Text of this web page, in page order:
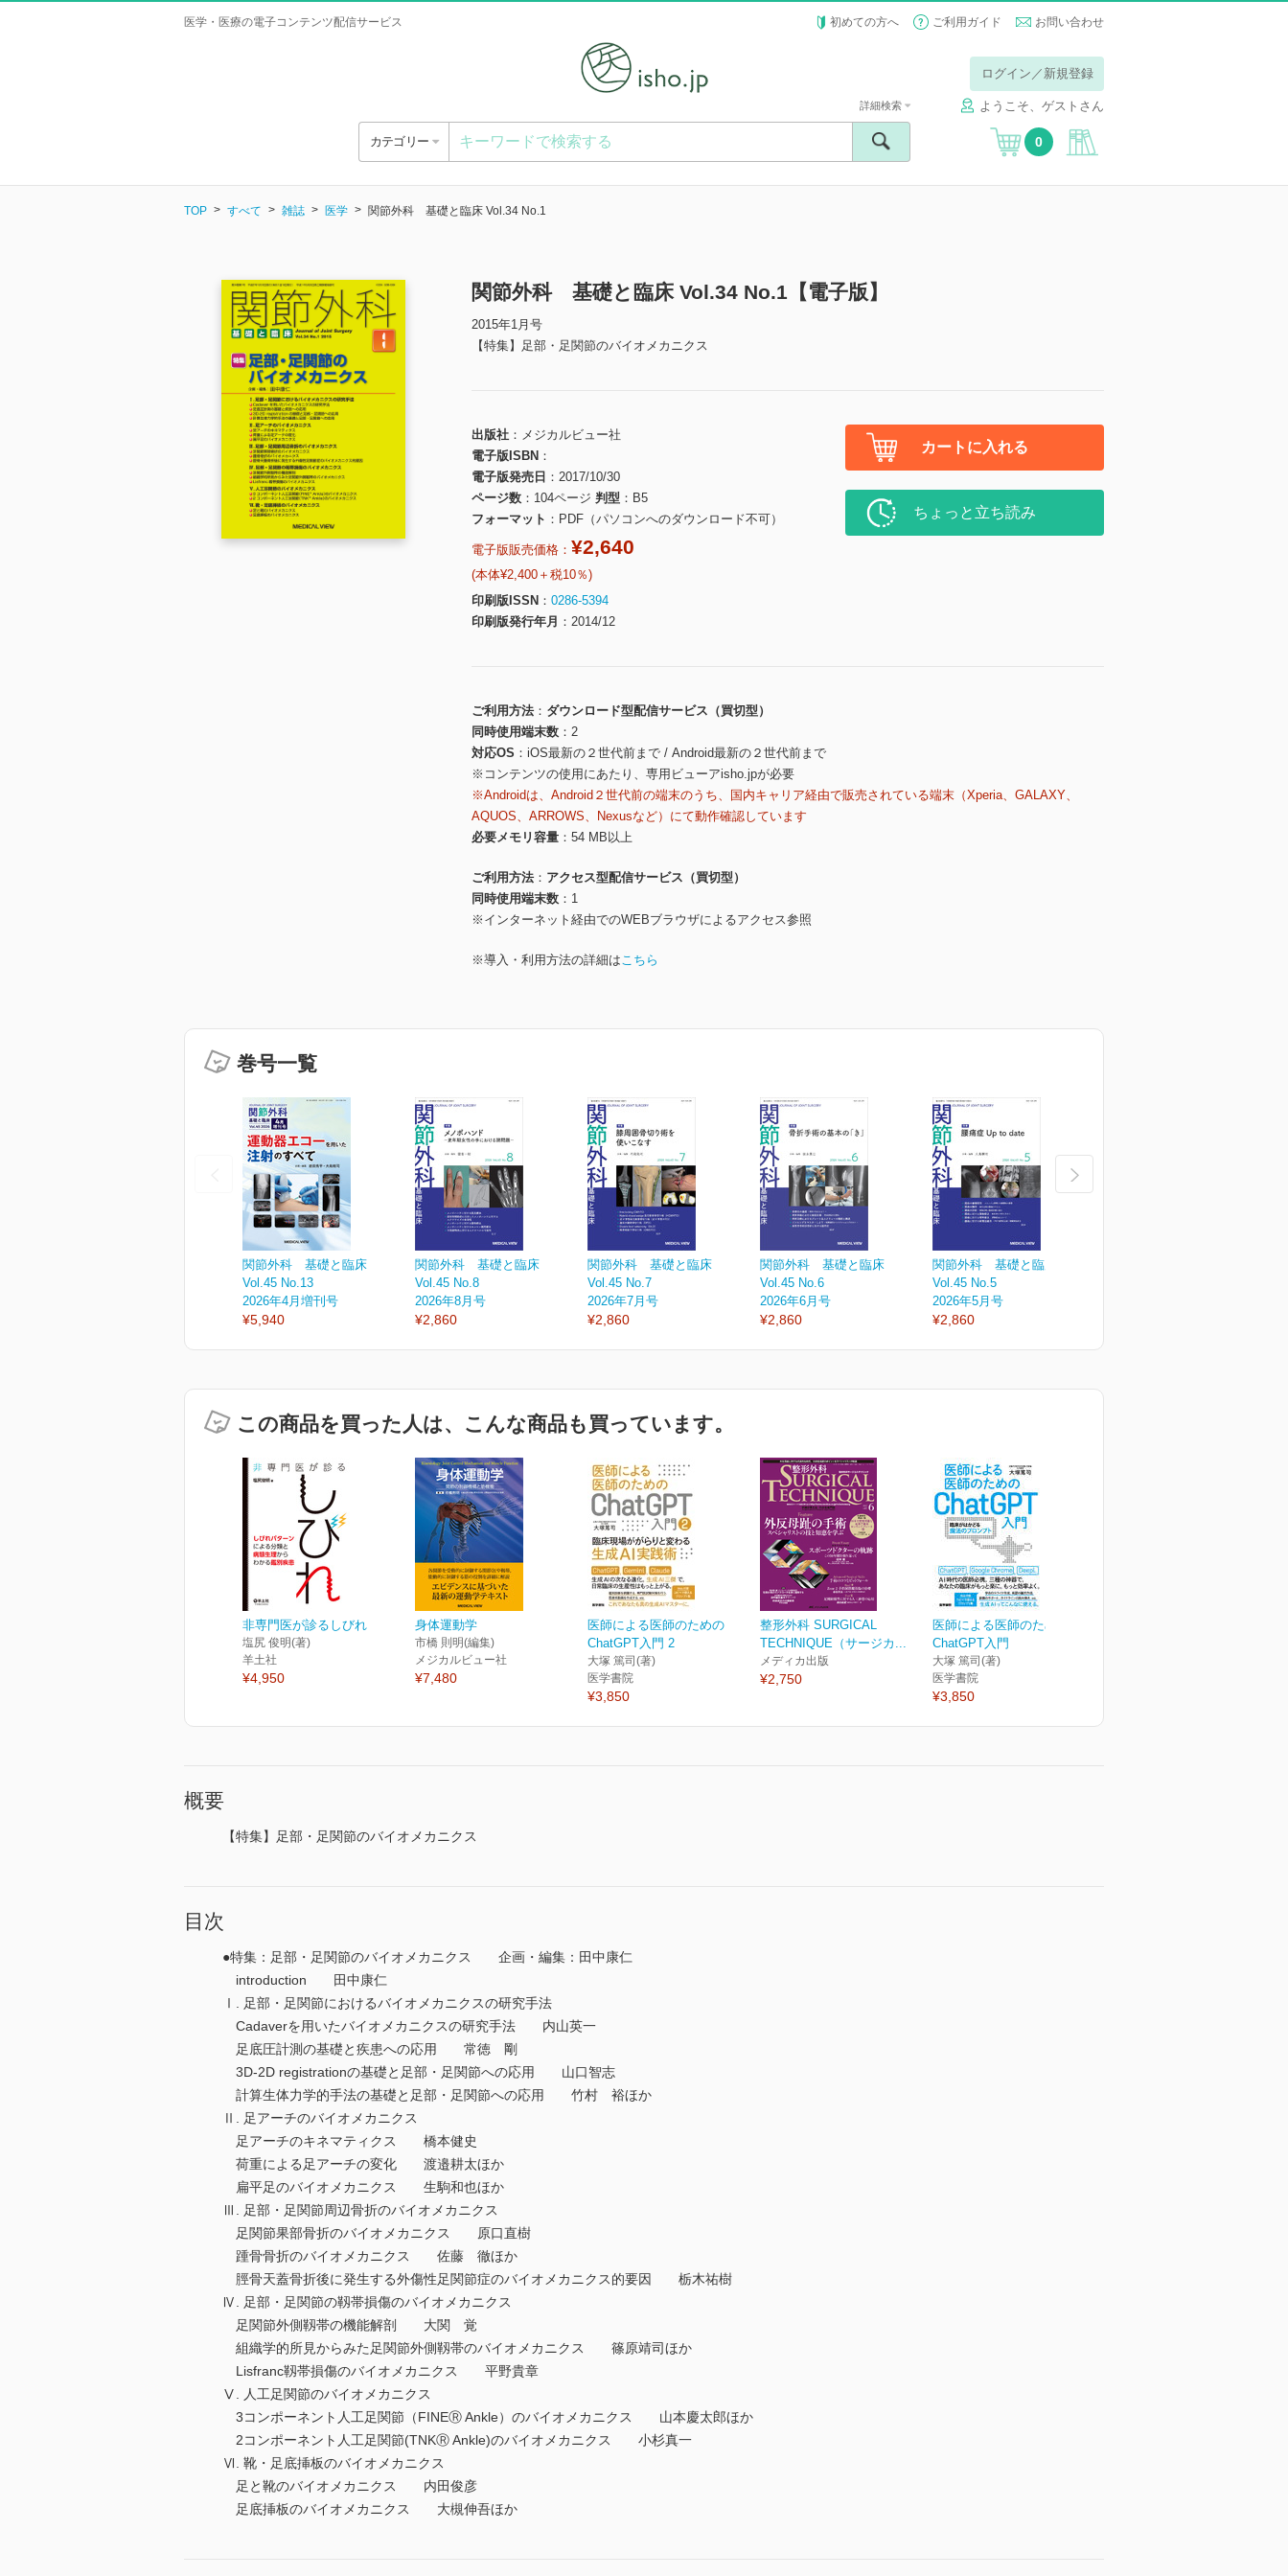
医学・医療の電子コンテンツ配信サービス 初めての方へ ご利用ガイド お問い合わせ
ログイン／新規登録
ようこそ、ゲストさん
カテゴリー
詳細検索
0
TOP すべて 雑誌 医学 関節外科 基礎と臨床 Vol.34 No.1
関節外科 基礎と臨床 Vol.34 No.1【電子版】
2015年1月号
【特集】足部・足関節のバイオメカニクス
出版社
メジカルビュー社
電子版ISBN
電子版発売日
2017/10/30
ページ数
104ページ 判型
B5
フォーマット
PDF（パソコンへのダウンロード不可）
電子版販売価格： ¥2,640
(本体¥2,400＋税10％)
印刷版ISSN
0286-5394
印刷版発行年月
2014/12
カートに入れる
ちょっと立ち読み
ご利用方法
ダウンロード型配信サービス（買切型）
同時使用端末数
2
対応OS
iOS最新の２世代前まで / Android最新の２世代前まで
※コンテンツの使用にあたり、専用ビューアisho.jpが必要
※Androidは、Android２世代前の端末のうち、国内キャリア経由で販売されている端末（Xperia、GALAXY、
AQUOS、ARROWS、Nexusなど）にて動作確認しています
必要メモリ容量
54 MB以上
ご利用方法
アクセス型配信サービス（買切型）
同時使用端末数
1
※インターネット経由でのWEBブラウザによるアクセス参照
※導入・利用方法の詳細はこちら
巻号一覧
関節外科 基礎と臨床
Vol.45 No.13
2026年4月増刊号
¥5,940
関節外科 基礎と臨床
Vol.45 No.8
2026年8月号
¥2,860
関節外科 基礎と臨床
Vol.45 No.7
2026年7月号
¥2,860
関節外科 基礎と臨床
Vol.45 No.6
2026年6月号
¥2,860
関節外科 基礎と臨床
Vol.45 No.5
2026年5月号
¥2,860
この商品を買った人は、こんな商品も買っています。
非専門医が診るしびれ
塩尻 俊明(著)
羊土社
¥4,950
身体運動学
市橋 則明(編集)
メジカルビュー社
¥7,480
医師による医師のための
ChatGPT入門 2
大塚 篤司(著)
医学書院
¥3,850
整形外科 SURGICAL
TECHNIQUE（サージカ...
メディカ出版
¥2,750
医師による医師のための
ChatGPT入門
大塚 篤司(著)
医学書院
¥3,850
概要
【特集】足部・足関節のバイオメカニクス
目次
●特集：足部・足関節のバイオメカニクス 企画・編集：田中康仁
introduction 田中康仁
Ⅰ. 足部・足関節におけるバイオメカニクスの研究手法
Cadaverを用いたバイオメカニクスの研究手法 内山英一
足底圧計測の基礎と疾患への応用 常徳 剛
3D-2D registrationの基礎と足部・足関節への応用 山口智志
計算生体力学的手法の基礎と足部・足関節への応用 竹村 裕ほか
Ⅱ. 足アーチのバイオメカニクス
足アーチのキネマティクス 橋本健史
荷重による足アーチの変化 渡邉耕太ほか
扁平足のバイオメカニクス 生駒和也ほか
Ⅲ. 足部・足関節周辺骨折のバイオメカニクス
足関節果部骨折のバイオメカニクス 原口直樹
踵骨骨折のバイオメカニクス 佐藤 徹ほか
脛骨天蓋骨折後に発生する外傷性足関節症のバイオメカニクス的要因 栃木祐樹
Ⅳ. 足部・足関節の靱帯損傷のバイオメカニクス
足関節外側靱帯の機能解剖 大関 覚
組織学的所見からみた足関節外側靱帯のバイオメカニクス 篠原靖司ほか
Lisfranc靱帯損傷のバイオメカニクス 平野貴章
Ⅴ. 人工足関節のバイオメカニクス
3コンポーネント人工足関節（FINEⓇ Ankle）のバイオメカニクス 山本慶太郎ほか
2コンポーネント人工足関節(TNKⓇ Ankle)のバイオメカニクス 小杉真一
Ⅵ. 靴・足底挿板のバイオメカニクス
足と靴のバイオメカニクス 内田俊彦
足底挿板のバイオメカニクス 大槻伸吾ほか